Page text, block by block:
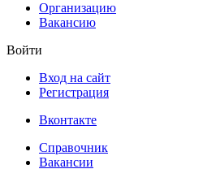
Организацию
Вакансию
Войти
Вход на сайт
Регистрация
Вконтакте
Справочник
Вакансии